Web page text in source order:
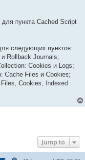
пункта Cached Script
следующих пунктов:
Rollback Journals;
Cookies и Logs;
Cache Files и Cookies;
Cookies, Indexed
Jump to